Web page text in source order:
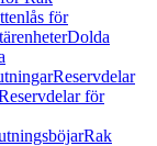
för
Dolda
Reservdelar
för
Rak